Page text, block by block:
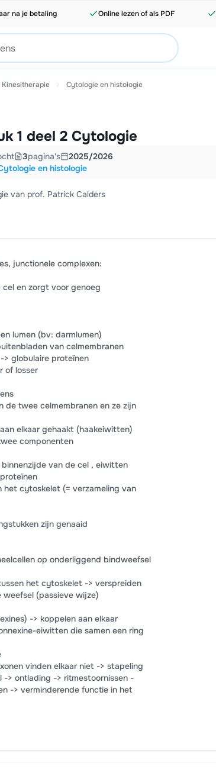
na je betaling Online lezen of als PDF
Cytologie en histologie
1 deel 2 Cytologie
3pagina's
2025/2026
en histologie
van prof. Patrick Calders
junctionele complexen:
en zorgt voor genoeg
lumen (bv: darmlumen)
van celmembranen
globulaire proteïnen
of losser
twee celmembranen en ze zijn
elkaar gehaakt (haakeiwitten)
componenten
van de cel , eiwitten
het cytoskelet (= verzameling van
zijn genaaid
op onderliggend bindweefsel
het cytoskelet -> verspreiden
(passieve wijze)
-> koppelen aan elkaar
eiwitten die samen een ring
vinden elkaar niet -> stapeling
-> ontlading -> ritmestoornissen -
-> verminderende functie in het